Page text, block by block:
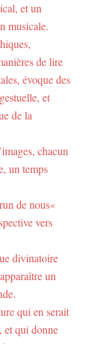
et un
musicale.
de lire
évoque des
et
de la
chacun
un temps
de nous«
vers
divinatoire
un
qui en serait
et qui donne